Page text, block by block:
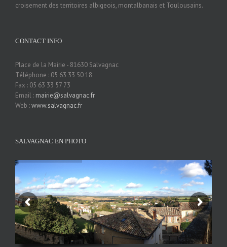
croisement des territoires albigeois, montalbanais et Toulousains.
CONTACT INFO
Place de la Mairie - 81630 Salvagnac
Téléphone : 05 63 33 50 18
Fax : 05 63 33 57 73
Email : mairie@salvagnac.fr
Web :www.salvagnac.fr
SALVAGNAC EN PHOTO